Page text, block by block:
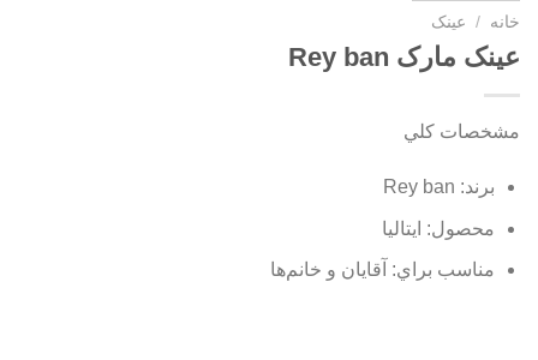
خانه / عینک
عینک مارک Rey ban
مشخصات کلي
برند: Rey ban
محصول: ایتالیا
مناسب براي: آقايان و خانم‌ها